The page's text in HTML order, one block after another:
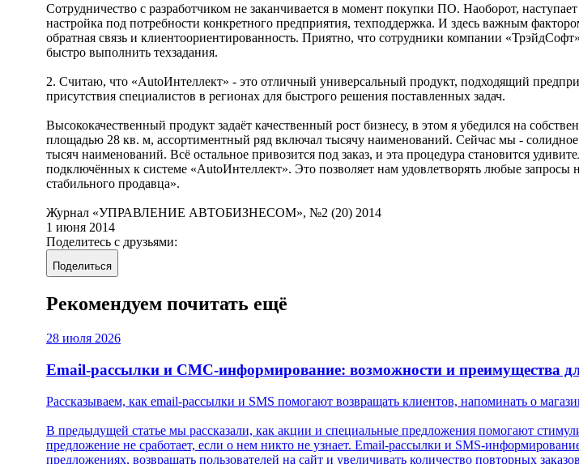
Сотрудничество с разработчиком не заканчивается в момент покупки ПО. Наоборот,
настройка под потребности конкретного предприятия, техподдержка. И здесь важным
обратная связь и клиентоориентированность. Приятно, что сотрудники компании
быстро выполнить техзадания.
2. Считаю, что «AutoИнтеллект» - это отличный универсальный продукт, подходящий
присутствия специалистов в регионах для быстрого решения поставленных задач.
Высококачественный продукт задаёт качественный рост бизнесу, в этом я убедился на
площадью 28 кв. м, ассортиментный ряд включал тысячу наименований. Сейчас мы -
тысяч наименований. Всё остальное привозится под заказ, и эта процедура становится
подключённых к системе «AutoИнтеллект». Это позволяет нам удовлетворять любые
стабильного продавца».
Журнал «УПРАВЛЕНИЕ АВТОБИЗНЕСОМ», №2 (20) 2014
1 июня 2014
Поделитесь с друзьями:
Поделиться
Рекомендуем почитать ещё
28 июля 2026
Email-рассылки и СМС-информирование: возможности и преимущества
Рассказываем, как email-рассылки и SMS помогают возвращать клиентов, напоминать о
В предыдущей статье мы рассказали, как акции и специальные предложения помогают
предложение не сработает, если о нем никто не узнает. Email-рассылки и SMS-
предложениях, возвращать пользователей на сайт и увеличивать количество повторных